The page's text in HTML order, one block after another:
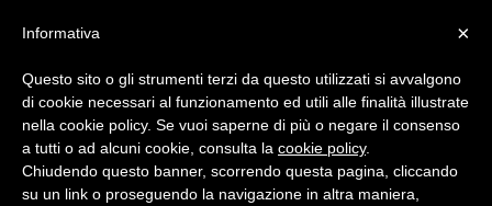
Cronaca
×
Informativa
Questo sito o gli strumenti terzi da questo utilizzati si avvalgono
di cookie necessari al funzionamento ed utili alle finalità illustrate
nella cookie policy. Se vuoi saperne di più o negare il consenso
a tutti o ad alcuni cookie, consulta la cookie policy.
Chiudendo questo banner, scorrendo questa pagina, cliccando
su un link o proseguendo la navigazione in altra maniera,